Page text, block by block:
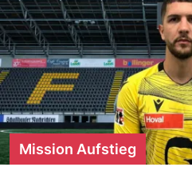
Mission Aufstieg